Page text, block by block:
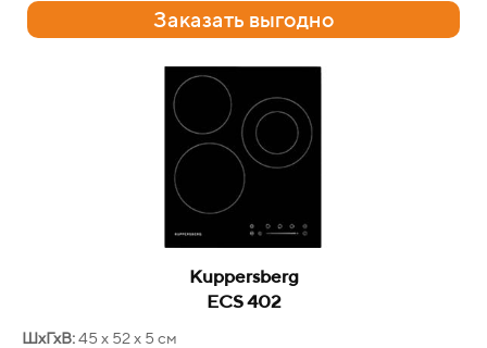
Заказать выгодно
Kuppersberg
ECS 402
ШхГхВ:45 х 52 х 5 см
Объём
Конвекция: есть
: 12 месяцев
Бесплатная доставка
Оплата при получении
Заказать выгодно